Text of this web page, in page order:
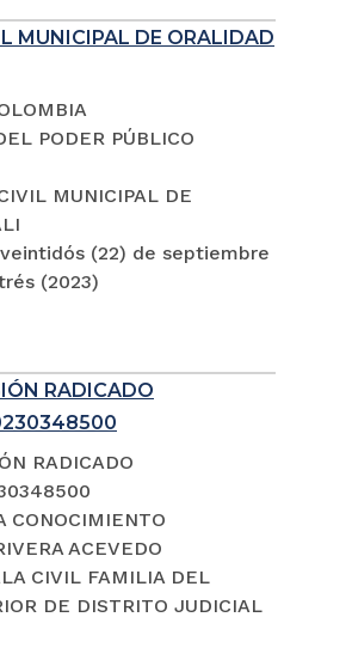
MUNICIPAL DE ORALIDAD
PODER PÚBLICO
MUNICIPAL DE
(22) de septiembre
(2023)
RADICADO
RADICADO
CONOCIMIENTO
ACEVEDO
CIVIL FAMILIA DEL
DE DISTRITO JUDICIAL